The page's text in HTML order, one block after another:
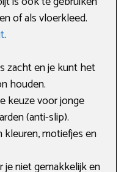
of als vloerkleed.
.
zacht en je kunt het
houden.
keuze voor jonge
(anti-slip).
kleuren, motiefjes en
je niet gemakkelijk en